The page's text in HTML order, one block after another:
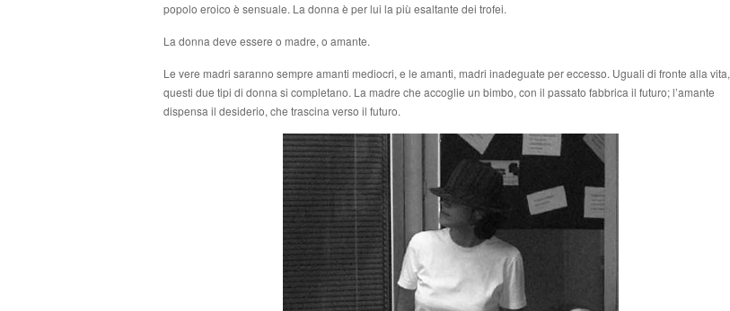
popolo eroico è sensuale. La donna è per lui la più esaltante dei trofei.
La donna deve essere o madre, o amante.
Le vere madri saranno sempre amanti mediocri, e le amanti, madri inadeguate per eccesso. Uguali di fronte alla vita,
questi due tipi di donna si completano. La madre che accoglie un bimbo, con il passato fabbrica il futuro; l’amante
dispensa il desiderio, che trascina verso il futuro.